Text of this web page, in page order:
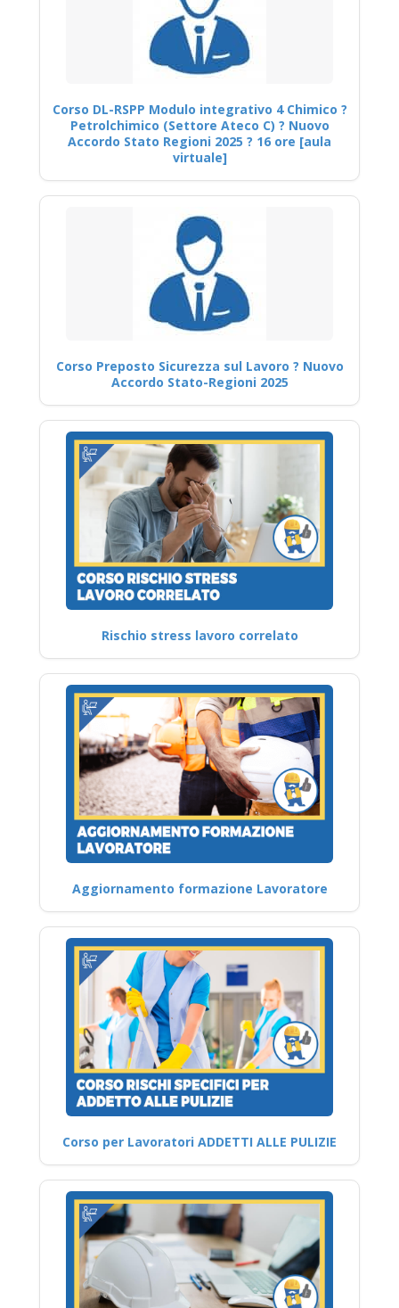
Corso DL-RSPP Modulo integrativo 4 Chimico ?
Petrolchimico (Settore Ateco C) ? Nuovo
Accordo Stato Regioni 2025 ? 16 ore [aula
virtuale]
Corso Preposto Sicurezza sul Lavoro ? Nuovo
Accordo Stato-Regioni 2025
Rischio stress lavoro correlato
Aggiornamento formazione Lavoratore
Corso per Lavoratori ADDETTI ALLE PULIZIE